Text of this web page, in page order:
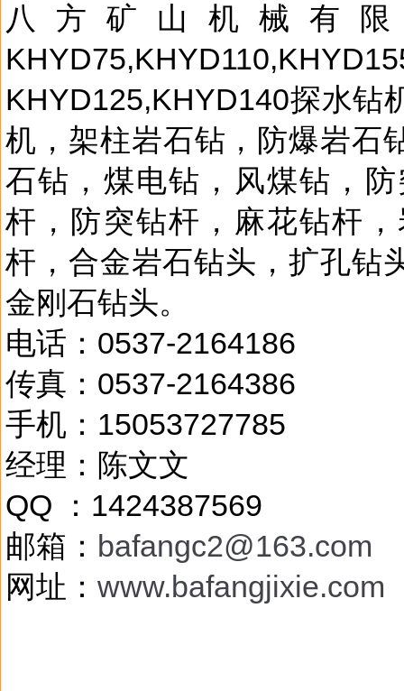
八方矿山机械有限
KHYD125,KHYD140探水钻
机，架柱岩石钻，防爆岩石
石钻，煤电钻，风煤钻，
杆，防突钻杆，麻花钻杆
杆，合金岩石钻头，扩孔钻
金刚石钻头。
电话：0537-2164186
传真：0537-2164386
手机：15053727785
经理：陈文文
QQ ：1424387569
邮箱： bafangc2@163.com
网址： www.bafangjixie.com